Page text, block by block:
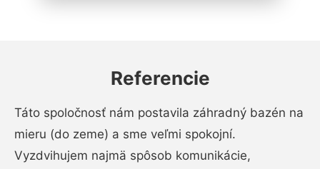
Referencie
Táto spoločnosť nám postavila záhradný bazén na
mieru (do zeme) a sme veľmi spokojní.
Vyzdvihujem najmä spôsob komunikácie,